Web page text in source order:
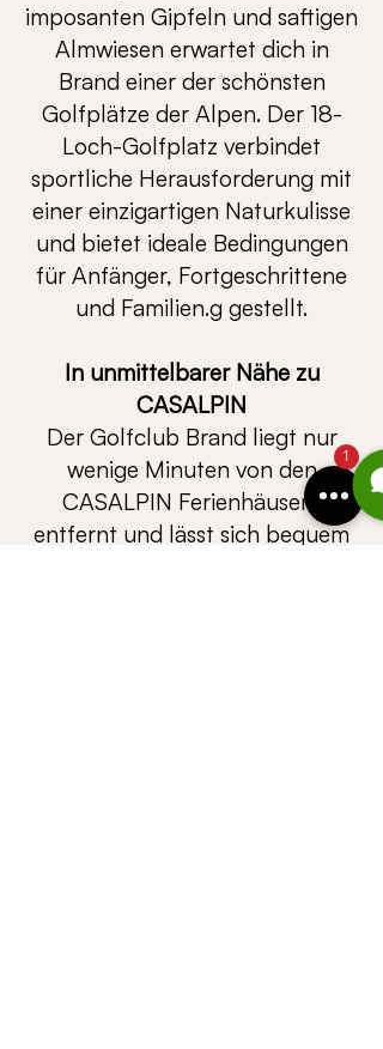
imposanten Gipfeln und saftigen
Almwiesen erwartet dich in
Brand einer der schönsten
Golfplätze der Alpen. Der 18-
Loch-Golfplatz verbindet
sportliche Herausforderung mit
einer einzigartigen Naturkulisse
und bietet ideale Bedingungen
für Anfänger, Fortgeschrittene
und Familien.g gestellt.
In unmittelbarer Nähe zu
CASALPIN
Der Golfclub Brand liegt nur
wenige Minuten von den
CASALPIN Ferienhäusern
entfernt und lässt sich bequem
1